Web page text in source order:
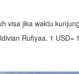
visa jika waktu
Rufiyaa. 1 USD=